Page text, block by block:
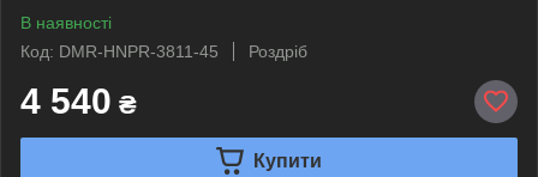
В наявності
Код: DMR-HNPR-3811-45
Роздріб
4 540 ₴
Купити